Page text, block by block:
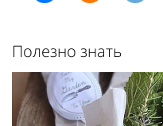
Полезно знать